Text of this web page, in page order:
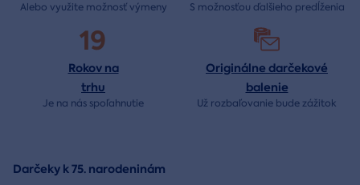
Alebo využite možnosť výmeny S možnosťou ďalšieho predĺženia
19
Rokov na
trhu
Je na nás spoľahnutie
Originálne darčekové
balenie
Už rozbaľovanie budezážitok
Darčeky k 75. narodeninám